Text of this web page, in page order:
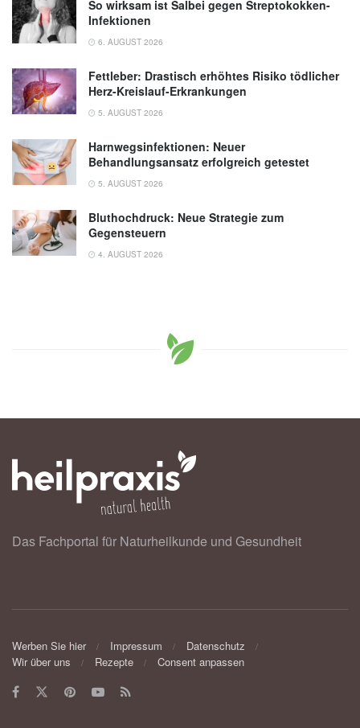
So wirksam ist Salbei gegen Streptokokken-
Infektionen
6. AUGUST 2026
Fettleber: Drastisch erhöhtes Risiko tödlicher
Herz-Kreislauf-Erkrankungen
5. AUGUST 2026
Harnwegsinfektionen: Neuer
Behandlungsansatz erfolgreich getestet
5. AUGUST 2026
Bluthochdruck: Neue Strategie zum
Gegensteuern
4. AUGUST 2026
Das Fachportal für Naturheilkunde und Gesundheit
Werben Sie hier Impressum
Datenschutz
Wir über uns
Rezepte Consent anpassen